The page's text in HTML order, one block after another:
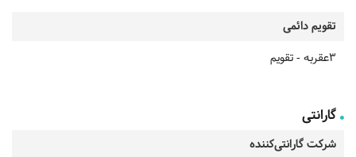
تقویم دائمی
3عقربه - تقویم
گارانتی
شرکت گارانتی‌کننده